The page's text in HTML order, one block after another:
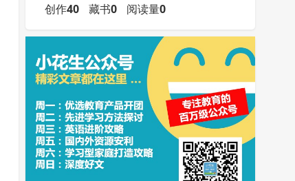
创作40 藏书0 阅读量0